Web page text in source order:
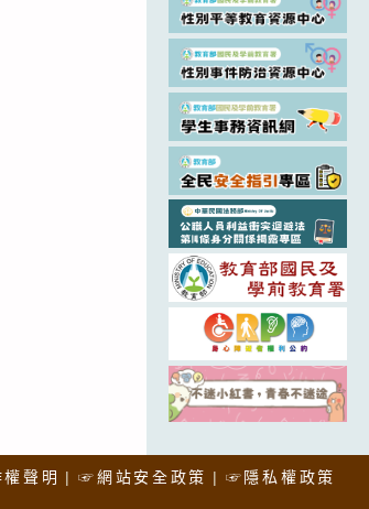
聲明 ☞網站安全政策 ☞隱私權政策